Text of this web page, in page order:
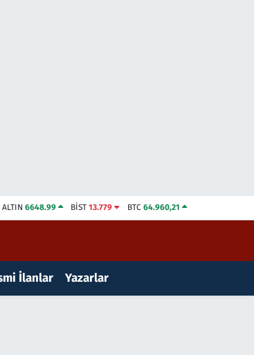
ALTIN 6648.99 BİST13.779 BTC 64.960,21
İlanlar Yazarlar